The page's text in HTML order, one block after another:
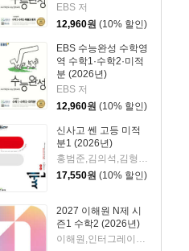
EBS 저
12,960원 (10% 할인)
EBS 수능완성 수학영
역 수학1·수학2·미적
분 (2026년)
EBS 저
12,960원 (10% 할인)
신사고 쎈 고등 미적
분1 (2026년)
홍범준,김의석,김형정,김형균,신사고수학콘텐츠연구회 공저
17,550원 (10% 할인)
2027 이해원 N제 시
즌1 수학2 (2026년)
이해원,인터그레이트 저